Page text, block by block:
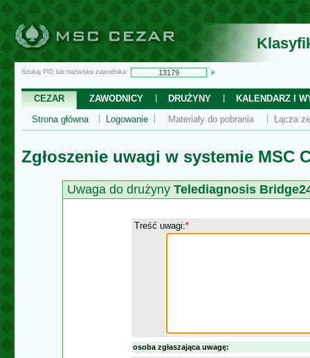
Szukaj PID lub nazwisko zawodnika:
CEZAR ZAWODNICY DRUŻYNY
KALENDARZ I
Strona główna
Logowanie Materiały do pobrania Łącza
Zgłoszenie uwagi w systemie MSC
Uwaga do drużyny Telediagnosis
Treść uwagi:*
osoba zgłaszająca uwagę: